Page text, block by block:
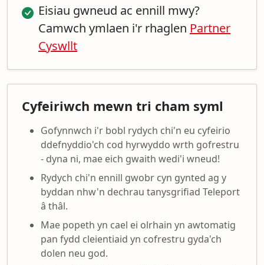
Eisiau gwneud ac ennill mwy?
Camwch ymlaen i'r rhaglen Partner
Cyswllt
Cyfeiriwch mewn tri cham syml
Gofynnwch i'r bobl rydych chi'n eu cyfeirio
ddefnyddio'ch cod hyrwyddo wrth gofrestru
- dyna ni, mae eich gwaith wedi'i wneud!
Rydych chi'n ennill gwobr cyn gynted ag y
byddan nhw'n dechrau tanysgrifiad Teleport
â thâl.
Mae popeth yn cael ei olrhain yn awtomatig
pan fydd cleientiaid yn cofrestru gyda'ch
dolen neu god.